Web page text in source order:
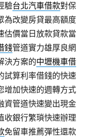
驗台北汽車借款對保
為改變房貸最高額度
估價當日放款貸款當
錢管道實力雄厚良網
決方案的中壢機車借
試算利率借錢的快速
增加快速的週轉方式
資管道快速變出現金
收銀行繁瑣快速辦理
免留車推薦彈性還款